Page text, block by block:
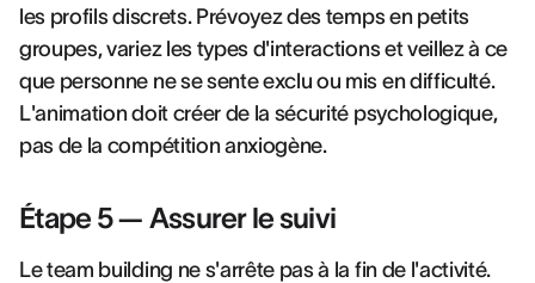
les profils discrets. Prévoyez des temps en petits
groupes, variez les types d'interactions et veillez à ce
que personne ne se sente exclu ou mis en difficulté.
L'animation doit créer de la sécurité psychologique,
pas de la compétition anxiogène.
Étape 5 — Assurer le suivi
Le team building ne s'arrête pas à la fin de l'activité.